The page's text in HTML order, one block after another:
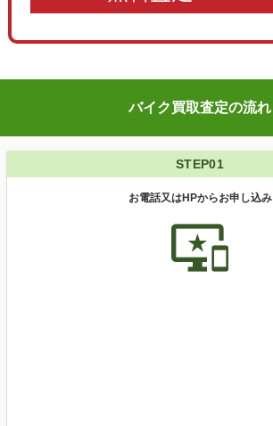
バイク買取査定の流れ
STEP01
お電話又はHPからお申し込み
important_devices